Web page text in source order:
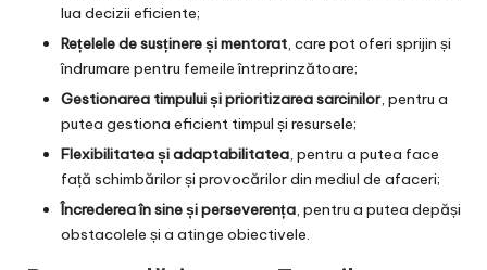
lua decizii eficiente;
Rețelele de susținere și mentorat, care pot oferi sprijin și
îndrumare pentru femeile întreprinzătoare;
Gestionarea timpului și prioritizarea sarcinilor, pentru a
putea gestiona eficient timpul și resursele;
Flexibilitatea și adaptabilitatea, pentru a putea face
față schimbărilor și provocărilor din mediul de afaceri;
Încrederea în sine și perseverența, pentru a putea depăși
obstacolele și a atinge obiectivele.